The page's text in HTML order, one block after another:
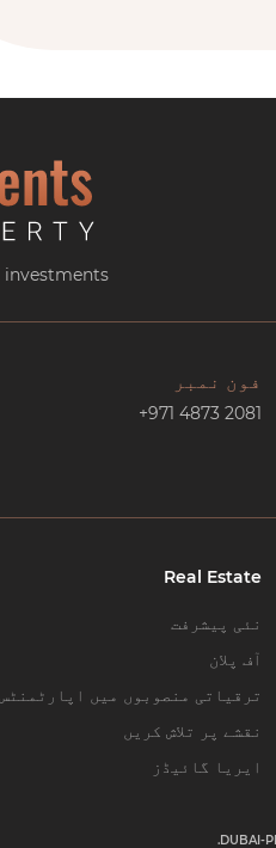
investments
فون نمبر
+971 4873 2081
Real Estate
نئی پیشرفت
آف پلان
ترقیاتی منصوبوں میں اپارٹمنٹس
نقشے پر تلاش کریں
ایریا گائیڈز